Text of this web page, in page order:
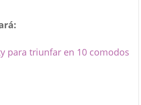
para triunfar en 10 comodos